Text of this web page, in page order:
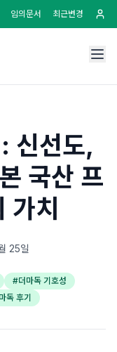
임의문서 최근변경
신선도,
국산 프
가치
25일
#더마독 기호성
독 후기